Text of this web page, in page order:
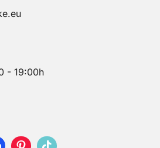
- 19:00h